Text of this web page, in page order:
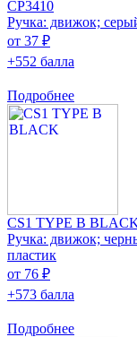
CP3410
Ручка: движок;
от 37 ₽
+552 балла
Подробнее
CS1 TYPE B
Ручка: движок;
пластик
от 76 ₽
+573 балла
Подробнее